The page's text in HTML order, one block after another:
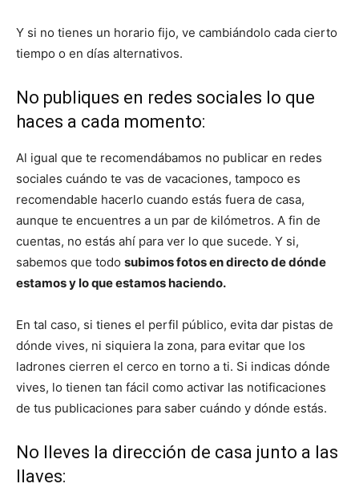
Y si no tienes un horario fijo, ve cambiándolo cada cierto
tiempo o en días alternativos.
No publiques en redes sociales lo que
haces a cada momento:
Al igual que te recomendábamos no publicar en redes
sociales cuándo te vas de vacaciones, tampoco es
recomendable hacerlo cuando estás fuera de casa,
aunque te encuentres a un par de kilómetros. A fin de
cuentas, no estás ahí para ver lo que sucede. Y si,
sabemos que todo subimos fotos en directo de dónde
estamos y lo que estamos haciendo.
En tal caso, si tienes el perfil público, evita dar pistas de
dónde vives, ni siquiera la zona, para evitar que los
ladrones cierren el cerco en torno a ti. Si indicas dónde
vives, lo tienen tan fácil como activar las notificaciones
de tus publicaciones para saber cuándo y dónde estás.
No lleves la dirección de casa junto a las
llaves: